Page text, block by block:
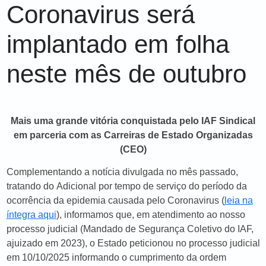
Coronavirus será
implantado em folha
neste mês de outubro
Mais uma grande vitória conquistada pelo IAF Sindical
em parceria com as Carreiras de Estado Organizadas
(CEO)
Complementando a notícia divulgada no mês passado,
tratando do Adicional por tempo de serviço do período da
ocorrência da epidemia causada pelo Coronavirus (leia na
íntegra aqui), informamos que, em atendimento ao nosso
processo judicial (Mandado de Segurança Coletivo do IAF,
ajuizado em 2023), o Estado peticionou no processo judicial
em 10/10/2025 informando o cumprimento da ordem